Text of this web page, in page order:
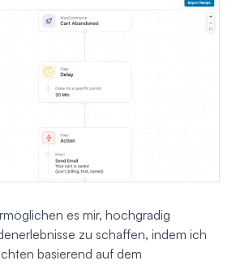
es mir, hochgradig
zu schaffen, indem ich
basierend auf dem